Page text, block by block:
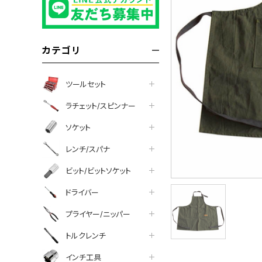
カテゴリ
ツールセット
ラチェット/スピンナー
ソケット
レンチ/スパナ
ビット/ビットソケット
ドライバー
プライヤー/ニッパー
トルクレンチ
インチ工具